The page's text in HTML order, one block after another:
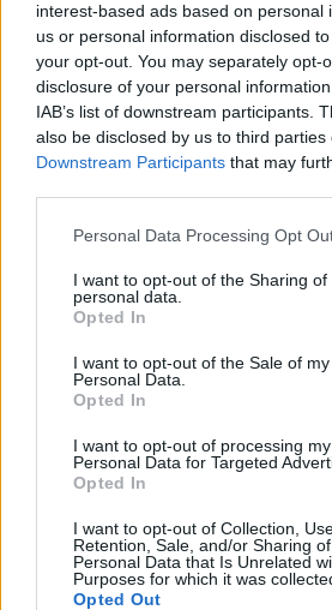
interest-based ads based on personal
us or personal information disclosed
your opt-out. You may separately opt-
disclosure of your personal
IAB’s list of downstream participants.
also be disclosed by us to third parties
Downstream Participants that may
Personal Data Processing Opt
I want to opt-out of the Sharing of
personal data.
Opted In
I want to opt-out of the Sale of my
Personal Data.
Opted In
I want to opt-out of processing my
Personal Data for Targeted
Opted In
I want to opt-out of Collection,
Retention, Sale, and/or Sharing
Personal Data that Is Unrelated
Purposes for which it was
Opted Out
TÁMOGASD A
EZZEL
Mi naprakészen tartunk a UFC és
harcművészek fontos híreivel
most segíthetsz, hogy ezt még
Legyen az kicsi vagy nagy mértékű
vagy rendszeres, mi nagyon
jövőjéhez.
Rendszeres Egyszeri